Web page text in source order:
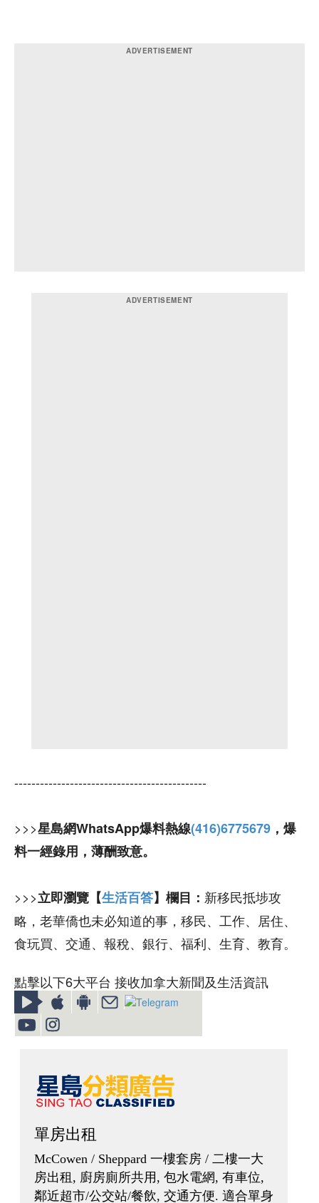
---------------------------------------------
>>>星島網WhatsApp爆料熱線(416)6775679 ，爆
料一經錄用，薄酬致意。
>>>立即瀏覽【生活百答】欄目： 新移民抵埗攻
略，老華僑也未必知道的事，移民、工作、居住、
食玩買、交通、報稅、銀行、福利、生育、教育。
點擊以下6大平台 接收加拿大新聞及生活資訊